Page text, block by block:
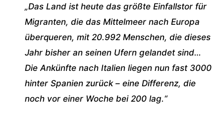
„Das Land ist heute das größte Einfallstor für
Migranten, die das Mittelmeer nach Europa
überqueren, mit 20.992 Menschen, die dieses
Jahr bisher an seinen Ufern gelandet sind…
Die Ankünfte nach Italien liegen nun fast 3000
hinter Spanien zurück – eine Differenz, die
noch vor einer Woche bei 200 lag.“